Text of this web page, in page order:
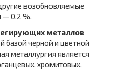
возобновляемые
— 0,2 %.
металлов
базой черной и цветной
металлургия является
хромитовых,